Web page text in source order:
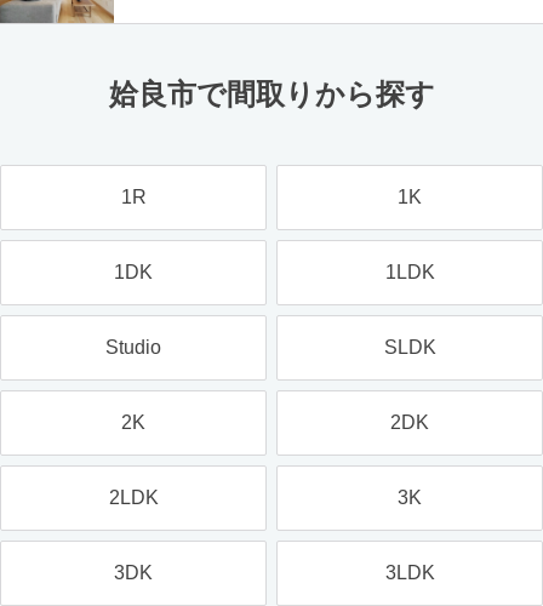
姶良市で間取りから探す
1R 1K
1DK 1LDK
Studio SLDK
2K 2DK
2LDK 3K
3DK 3LDK